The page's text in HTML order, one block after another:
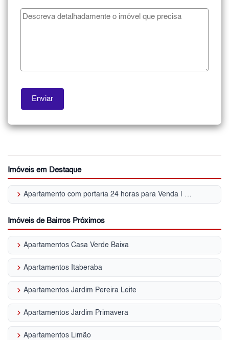
Imóveis em Destaque
keyboard_arrow_right Apartamento com portaria 24 horas para Venda | Vila Carbone
Imóveis de Bairros Próximos
keyboard_arrow_right Apartamentos Casa Verde Baixa
keyboard_arrow_right Apartamentos Itaberaba
keyboard_arrow_right Apartamentos Jardim Pereira Leite
keyboard_arrow_right Apartamentos Jardim Primavera
keyboard_arrow_right Apartamentos Limão